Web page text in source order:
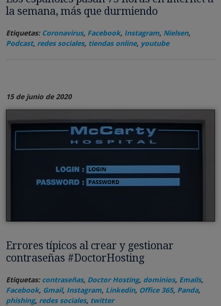
la semana, más que durmiendo
Etiquetas: Coronavirus, Facebook, Instagram, Nielsen,
Podcast, redes sociales, tiendas online, youtube
15 de junio de 2020
Errores típicos al crear y gestionar
contraseñas #DoctorHosting
Etiquetas: contraseñas, Doctor Hosting, dominios, Emails,
Facebook, Gmail, Instagram, Linkedin, Office 365, Panda,
phishing, redes sociales, twitter